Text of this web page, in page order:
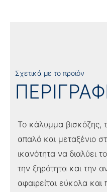
Σχετικά με το προϊόν
Το κάλυμμα βισκόζης,
απαλό και μεταξένιο
ικανότητα να διαλύει
την ξηρότητα και την
αφαιρείται εύκολα και